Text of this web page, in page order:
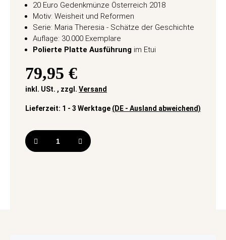
20 Euro Gedenkmünze Österreich 2018
Motiv: Weisheit und Reformen
Serie: Maria Theresia - Schätze der Geschichte
Auflage: 30.000 Exemplare
Polierte Platte Ausführung im Etui
79,95 €
inkl. USt. , zzgl. Versand
Lieferzeit: 1 - 3 Werktage (DE - Ausland abweichend)